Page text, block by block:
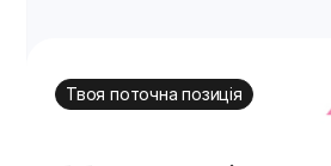
Твоя поточна позиція